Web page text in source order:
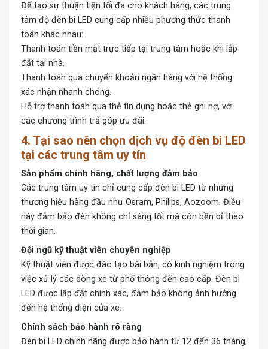
Để tạo sự thuận tiện tối đa cho khách hàng, các trung
tâm độ đèn bi LED cung cấp nhiều phương thức thanh
toán khác nhau:
Thanh toán tiền mặt trực tiếp tại trung tâm hoặc khi lắp
đặt tại nhà.
Thanh toán qua chuyển khoản ngân hàng với hệ thống
xác nhận nhanh chóng.
Hỗ trợ thanh toán qua thẻ tín dụng hoặc thẻ ghi nợ, với
các chương trình trả góp ưu đãi.
4. Tại sao nên chọn dịch vụ độ đèn bi LED
tại các trung tâm uy tín
Sản phẩm chính hãng, chất lượng đảm bảo
Các trung tâm uy tín chỉ cung cấp đèn bi LED từ những
thương hiệu hàng đầu như Osram, Philips, Aozoom. Điều
này đảm bảo đèn không chỉ sáng tốt mà còn bền bỉ theo
thời gian.
Đội ngũ kỹ thuật viên chuyên nghiệp
Kỹ thuật viên được đào tạo bài bản, có kinh nghiệm trong
việc xử lý các dòng xe từ phổ thông đến cao cấp. Đèn bi
LED được lắp đặt chính xác, đảm bảo không ảnh hưởng
đến hệ thống điện của xe.
Chính sách bảo hành rõ ràng
Đèn bi LED chính hãng được bảo hành từ 12 đến 36 tháng,